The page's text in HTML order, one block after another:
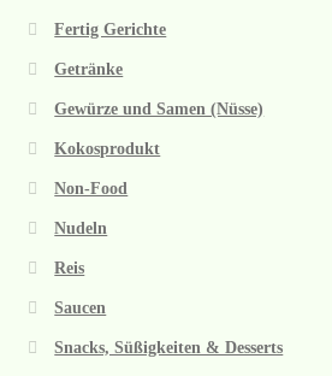
Fertig Gerichte
Getränke
Gewürze und Samen (Nüsse)
Kokosprodukt
Non-Food
Nudeln
Reis
Saucen
Snacks, Süßigkeiten & Desserts